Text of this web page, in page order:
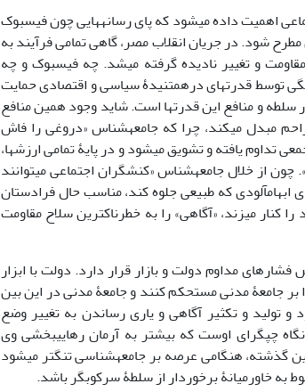
اهمیت داده می‏شود که پای رسانه‏ها‏یی چون فیس‏بوک
شود. در جریان انقلاب مصر، گاهی تمامی ‏فرآیند به
و تغییر نادیده گرفته می‏شد. چه فیس‏بوک و چه
توسط قدرت‏ها‏ی درهم‏تنیدۀ سیاسی و اقتصادی حمایت
سلطه و منافع این قدرت‏ها‏ است. شاید وجود همین منافع
مبدل می‏کند، چرا که جامعه‏شناس «دروغی را فاش
تداوم یافته و تشویق می‏شود و در پایۀ تمامی ‏ارزش‏ها‏،
چون از خلال جامعه‏شناس «کنشگران اجتماعی می‏توانند
و چیستند» (بوردیو، 1388: 34-31). فضای ابهام‏آلودی که طبیعی جلوه کند، مناسب حال فرادستان
می‏زند، «آگاهی» را به خطرناک‏ترین سلاح مقاومت
مداوم دولت و بازار قرار دارد. دولت با ابزار
جامعۀ مدنی مستحکم کنند و جامعۀ مدنی در این بین
تولید و تکثیر آگاهی و یاری رساندن به تغییر وضع
برخاسته از نگاه چپ‏گرای اوست که بیشتر به آرمان رهایی‏بخشی وی
گذشته، هنگامی ‏عرصه بر جامعه‏شناسی تنگ‏تر می‏شود
به خاورمیانۀ برخوردار از سلطۀ سرکوب‏گر باشد.